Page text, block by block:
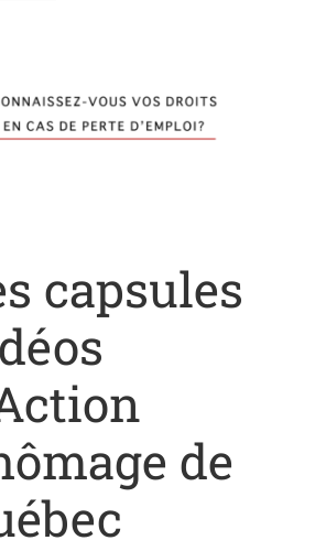
capsules
de